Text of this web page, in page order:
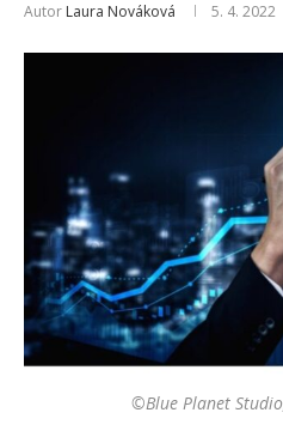
Autor Laura Nováková 5. 4. 2022
©Blue Planet